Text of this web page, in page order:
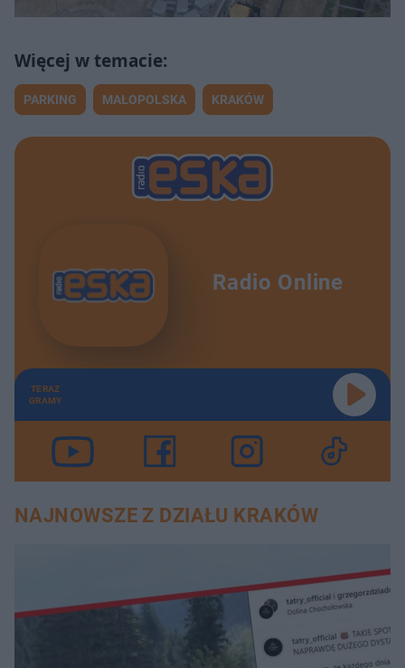
PARKING MAŁOPOLSKA KRAKÓW
Radio Online
TERAZ
GRAMY
NAJNOWSZE Z DZIAŁU KRAKÓW